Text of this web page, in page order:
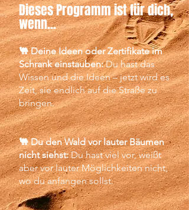
Dieses Programm ist für dich,
wenn...
🐫 Deine Ideen oder Zertifikate im
Schrank einstauben:Du hast das
Wissen und die Ideen – jetzt wird es
Zeit, sie endlich auf die Straße zu
bringen.
🐫 Du den Wald vor lauter Bäumen
nicht siehst:Du hast viel vor, weißt
aber vor lauter Möglichkeiten nicht,
wo du anfangen sollst.